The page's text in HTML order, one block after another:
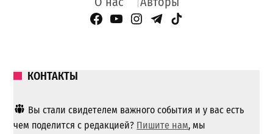
Facebook Page
YouTube
Instagram
Telegram
TikTok
КОНТАКТЫ
Вы стали свидетелем важного события и у вас есть
чем поделится с редакцией? Пишите нам, мы